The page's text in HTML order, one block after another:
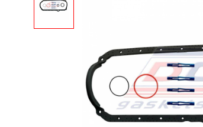
Deportes y ocio
Ropa, calzado y accesorios
Salud, belleza y cuidado personal